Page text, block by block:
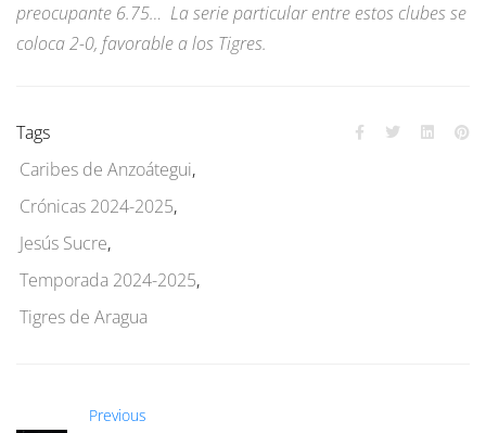
preocupante 6.75… La serie particular entre estos clubes se
coloca 2-0, favorable a los Tigres.
Tags
Caribes de Anzoátegui,
Crónicas 2024-2025,
Jesús Sucre,
Temporada 2024-2025,
Tigres de Aragua
Previous